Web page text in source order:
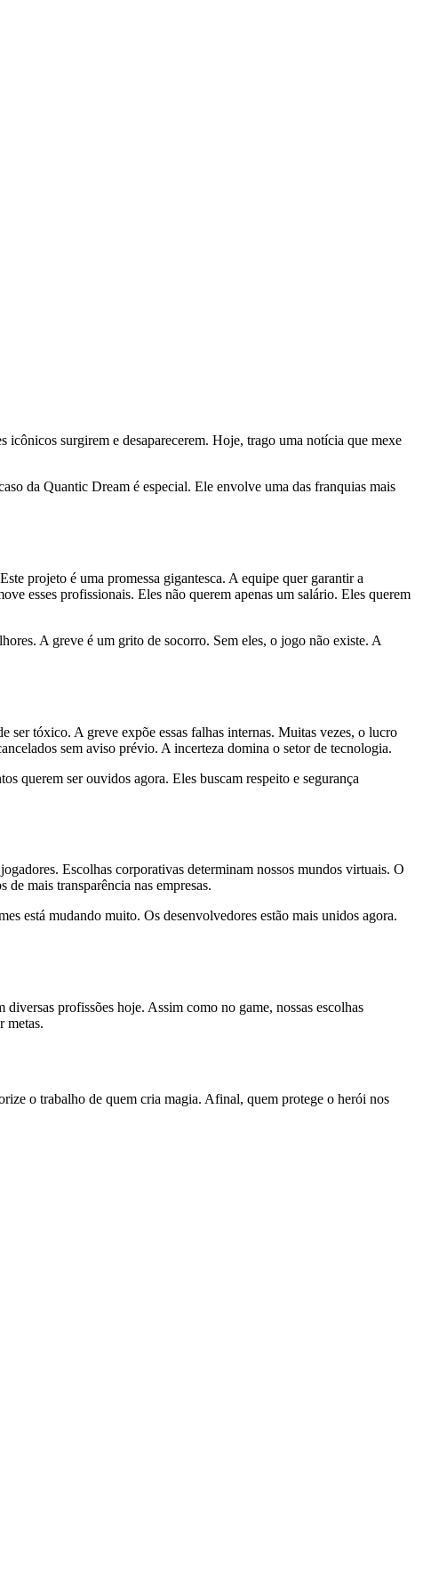
surgirem e desaparecerem. Hoje, trago uma notícia que mexe
da Quantic Dream é especial. Ele envolve uma das franquias mais
projeto é uma promessa gigantesca. A equipe quer garantir a
esses profissionais. Eles não querem apenas um salário. Eles querem
A greve é um grito de socorro. Sem eles, o jogo não existe. A
tóxico. A greve expõe essas falhas internas. Muitas vezes, o lucro
sem aviso prévio. A incerteza domina o setor de tecnologia.
querem ser ouvidos agora. Eles buscam respeito e segurança
Escolhas corporativas determinam nossos mundos virtuais. O
de mais transparência nas empresas.
está mudando muito. Os desenvolvedores estão mais unidos agora.
profissões hoje. Assim como no game, nossas escolhas
metas.
o trabalho de quem cria magia. Afinal, quem protege o herói nos